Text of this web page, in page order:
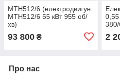
МТН512/6 (електродвигун
MTH512/6 55 кВт 955 об/
хв)
93 800 ₴
0,55
2
Про нас